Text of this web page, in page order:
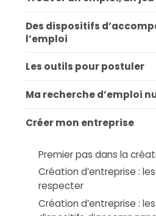
Des dispositifs
l’emploi
Les outils pour postuler
Ma recherche d’emploi
Créer mon entreprise
Premier pas dans la
Création d’entreprise :
respecter
Création d’entreprise :